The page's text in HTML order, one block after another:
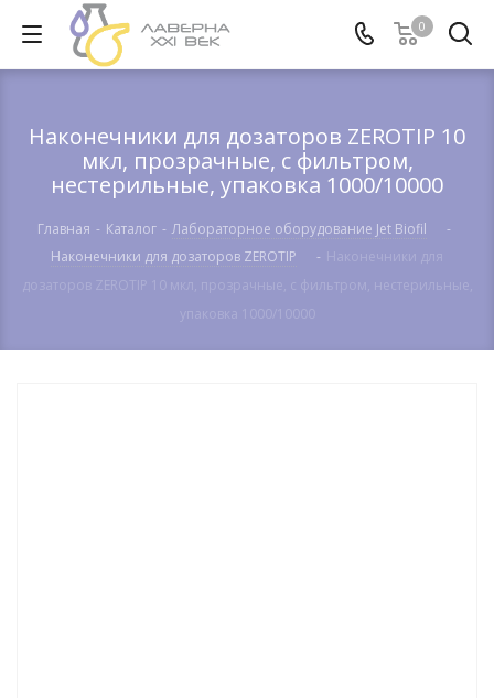
0
Наконечники для дозаторов ZEROTIP 10
мкл, прозрачные, с фильтром,
нестерильные, упаковка 1000/10000
Главная - Каталог - Лабораторное оборудование Jet Biofil
-
Наконечники для дозаторов ZEROTIP
-